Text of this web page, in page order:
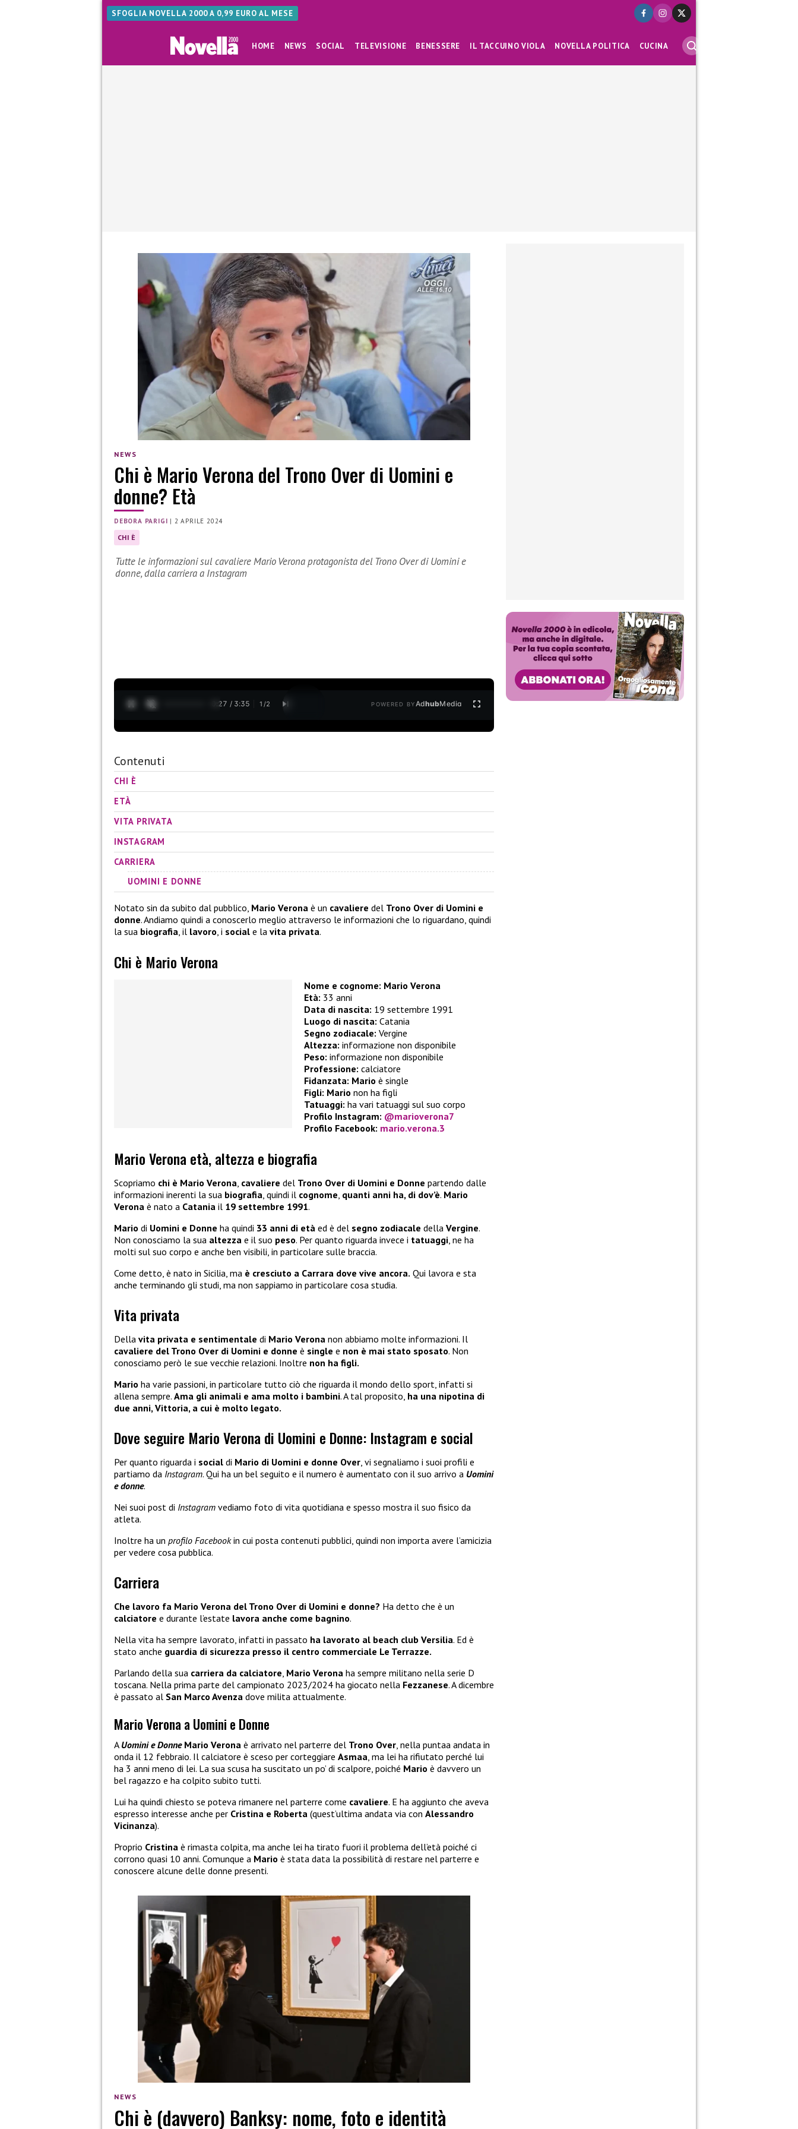
SFOGLIA NOVELLA 2000 A 0,99 EURO AL MESE
HOME NEWS SOCIAL TELEVISIONE BENESSERE IL TACCUINO VIOLA NOVELLA POLITICA CUCINA
NEWS
Chi è Mario Verona del Trono Over di Uomini e
donne? Età
DEBORA PARIGI | 2 APRILE 2024
CHI È
Tutte le informazioni sul cavaliere Mario Verona protagonista del Trono Over di Uomini e
donne, dalla carriera a Instagram
0:28 / 3:35 1 /2 POWERED BYAdhubMedia
Contenuti
CHI È
ETÀ
VITA PRIVATA
INSTAGRAM
CARRIERA
UOMINI E DONNE
Notato sin da subito dal pubblico, Mario Verona è un cavaliere del Trono Over di Uomini e
donne. Andiamo quindi a conoscerlo meglio attraverso le informazioni che lo riguardano, quindi
la sua biografia, il lavoro, i social e la vita privata.
Chi è Mario Verona
Nome e cognome: Mario Verona
Età: 33 anni
Data di nascita: 19 settembre 1991
Luogo di nascita: Catania
Segno zodiacale: Vergine
Altezza: informazione non disponibile
Peso: informazione non disponibile
Professione: calciatore
Fidanzata: Mario è single
Figli: Mario non ha figli
Tatuaggi: ha vari tatuaggi sul suo corpo
Profilo Instagram: @marioverona7
Profilo Facebook: mario.verona.3
Mario Verona età, altezza e biografia
Scopriamo chi è Mario Verona cavaliere del Trono Over di Uomini e Donne partendo dalle
informazioni inerenti la sua biografia , quindi il cognome quanti anni ha, di dov’è. Mario
Verona è nato a Catania il 19 settembre 1991.
Mario di Uomini e Donne ha quindi 33 anni di età ed è del segno zodiacale della Vergine.
Non conosciamo la sua altezza e il suo peso. Per quanto riguarda invece i tatuaggi , ne ha
molti sul suo corpo e anche ben visibili, in particolare sulle braccia.
Come detto, è nato in Sicilia, ma è cresciuto a Carrara dove vive ancora. Qui lavora e sta
anche terminando gli studi, ma non sappiamo in particolare cosa studia.
Vita privata
Della vita privata e sentimentale di Mario Verona non abbiamo molte informazioni. Il
cavaliere del Trono Over di Uomini e donne è single e non è mai stato sposato. Non
conosciamo però le sue vecchie relazioni. Inoltre non ha figli.
Mario ha varie passioni, in particolare tutto ciò che riguarda il mondo dello sport, infatti si
allena sempre. Ama gli animali e ama molto i bambini. A tal proposito, ha una nipotina di
due anni, Vittoria, a cui è molto legato.
Dove seguire Mario Verona di Uomini e Donne: Instagram e social
Per quanto riguarda i social di Mario di Uomini e donne Over , vi segnaliamo i suoi profili e
partiamo da Instagram. Qui ha un bel seguito e il numero è aumentato con il suo arrivo a Uomini
e donne.
Nei suoi post di Instagram vediamo foto di vita quotidiana e spesso mostra il suo fisico da
atleta.
Inoltre ha un profilo Facebookin cui posta contenuti pubblici, quindi non importa avere l’amicizia
per vedere cosa pubblica.
Carriera
Che lavoro fa Mario Verona del Trono Over di Uomini e donne? Ha detto che è un
calciatore e durante l’estate lavora anche come bagnino.
Nella vita ha sempre lavorato, infatti in passato ha lavorato al beach club Versilia. Ed è
stato anche guardia di sicurezza presso il centro commerciale Le Terrazze.
Parlando della sua carriera da calciatore, Mario Verona ha sempre militano nella serie D
toscana. Nella prima parte del campionato 2023/2024 ha giocato nella Fezzanese. A dicembre
è passato al San Marco Avenza dove milita attualmente.
Mario Verona a Uomini e Donne
A Uomini e Donne Mario Verona è arrivato nel parterre del Trono Over, nella puntaa andata in
onda il 12 febbraio. Il calciatore è sceso per corteggiare Asmaa, ma lei ha rifiutato perché lui
ha 3 anni meno di lei. La sua scusa ha suscitato un po’ di scalpore, poiché Mario è davvero un
bel ragazzo e ha colpito subito tutti.
Lui ha quindi chiesto se poteva rimanere nel parterre come cavaliere. E ha aggiunto che aveva
espresso interesse anche per Cristina e Roberta (quest’ultima andata via con Alessandro
Vicinanza).
Proprio Cristina è rimasta colpita, ma anche lei ha tirato fuori il problema dell’età poiché ci
corrono quasi 10 anni. Comunque a Mario è stata data la possibilità di restare nel parterre e
conoscere alcune delle donne presenti.
NEWS
Chi è (davvero) Banksy: nome, foto e identità